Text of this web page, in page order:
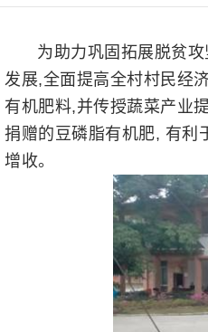
为助力巩固拓展脱贫
发展,全面提高全村村民经
有机肥料,并传授蔬菜产业
捐赠的豆磷脂有机肥, 有利
增收。